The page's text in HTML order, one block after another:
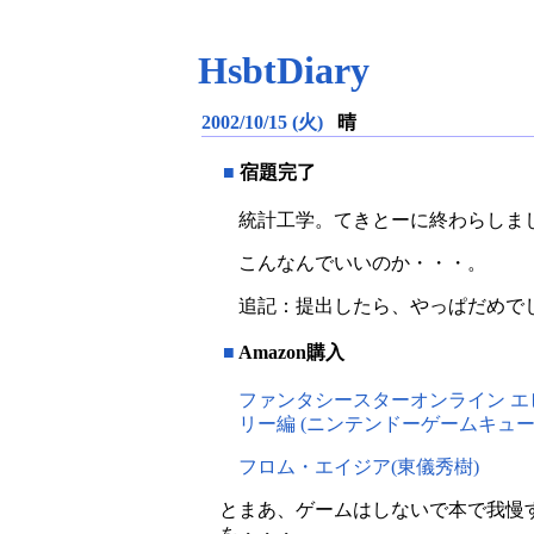
HsbtDiary
2002/10/15 (火) 晴
■ 宿題完了
統計工学。てきとーに終わらしま
こんなんでいいのか・・・。
追記：提出したら、やっぱだめで
■ Amazon購入
ファンタシースターオンライン
リー編 (ニンテンドーゲームキュ
フロム・エイジア(東儀秀樹)
とまあ、ゲームはしないで本で我